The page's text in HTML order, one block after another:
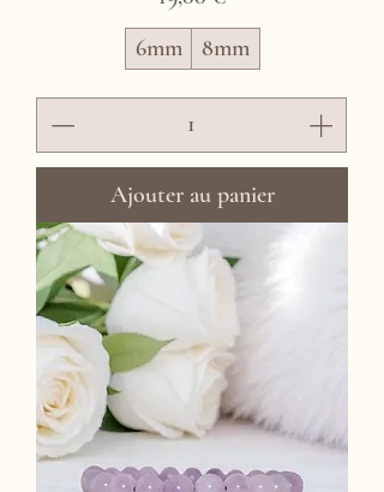
6mm
8mm
Ajouter au panier